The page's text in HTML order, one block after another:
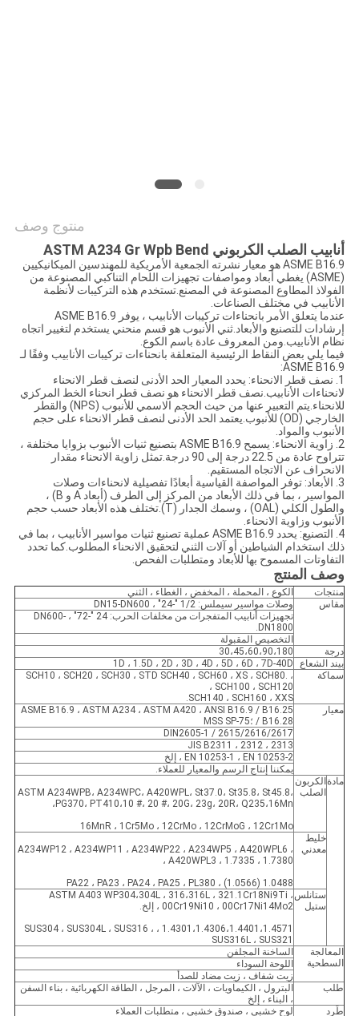
منتوج وصف
أنابيب الصلب الكربوني ASTM A234 Gr Wpb Bend
ASME B16.9 هو معيار نشرته الجمعية الأمريكية للمهندسين الميكانيكيين
(ASME) يغطي أبعاد ومواصفات تجهيزات اللحام التناكبي المصنوعة من
الفولاذ المطاوع المصنوعة في المصنع.تستخدم هذه التركيبات لأنظمة
الأنابيب في مختلف الصناعات.
عندما يتعلق الأمر بانحناءات تركيبات الأنابيب ، يوفر ASME B16.9
إرشادات للتصنيع والأبعاد.ثني الأنبوب هو قسم منحني يستخدم لتغيير اتجاه
نظام الأنابيب.ومن المعروف عادة باسم الكوع.
فيما يلي بعض النقاط الرئيسية المتعلقة بانحناءات تركيبات الأنابيب وفقًا لـ
ASME B16.9:
1. نصف قطر الانحناء: يحدد المعيار الحد الأدنى لنصف قطر الانحناء
لانحناءات الأنابيب.نصف قطر الانحناء هو نصف قطر انحناء الخط المركزي
للانحناء.يتم التعبير عنها من حيث الحجم الاسمي للأنبوب (NPS) والقطر
الخارجي (OD) للأنبوب.يعتمد الحد الأدنى لنصف قطر الانحناء على حجم
الأنبوب والمواد.
2. زاوية الانحناء: يسمح ASME B16.9 بتصنيع ثنيات الأنبوب بزوايا مختلفة ،
تتراوح عادة من 22.5 درجة إلى 90 درجة.تمثل زاوية الانحناء مقدار
الانحراف عن الاتجاه المستقيم.
3. الأبعاد: توفر المواصفة القياسية أبعادًا تفصيلية لانحناءات وصلات
المواسير ، بما في ذلك الأبعاد من المركز إلى الطرف (أبعاد A و B) ،
والطول الكلي (OAL) ، وسمك الجدار (T).تختلف هذه الأبعاد حسب حجم
الأنبوب وزاوية الانحناء.
4. التصنيع: يحدد ASME B16.9 عملية تصنيع ثنيات مواسير الأنابيب ، بما في
ذلك استخدام الشياطين أو آلات الثني لتحقيق الانحناء المطلوب.كما تحدد
التفاوتات المسموح بها للأبعاد ومتطلبات الفحص.
وصف المنتج
منتجات
الكوع ، المحملة ، المخفض ، الغطاء ، الثني
مقاس
وصلات مواسير سيملس: 1/2 "-24" ، DN15-DN600
تجهيزات أنابيب المتفجرات من مخلفات الحرب: 24 "-72" ، DN600-
DN1800.
التخصيص المقبولة
درجة
30،45،60،90،180
بيند الشعاع
1D ، 1.5D ، 2D ، 3D ، 4D ، 5D ، 6D ، 7D-40D
سماكة
SCH10 ، SCH20 ، SCH30 ، STD SCH40 ، SCH60 ، XS ، SCH80. ،
SCH100 ، SCH120 ،
SCH140 ، SCH160 ، XXS.
معيار
ASME B16.9 ، ASTM A234 ، ASTM A420 ، ANSI B16.9 / B16.25
/ B16.28 ؛MSS SP-75
DIN2605-1 / 2615/2616/2617
JIS B2311 ، 2312 ، 2313
EN 10253-1 ، EN 10253-2 ، إلخ
يمكننا إنتاج الرسم والمعيار للعملاء.
مادة الكربون
الصلب
ASTM A234WPB، A234WPC، A420WPL، St37.0، St35.8، St45.8،
PG370، PT410،10 #، 20 #، 20G، 23g، 20R، Q235،16Mn،
16MnR ، 1Cr5Mo ، 12CrMo ، 12CrMoG ، 12Cr1Mo
خليط
معدني
A234WP12 ، A234WP11 ، A234WP22 ، A234WP5 ، A420WPL6 ،
A420WPL3 ، 1.7335 ، 1.7380 ،
1.0488 (1.0566) ، PA22 ، PA23 ، PA24 ، PA25 ، PL380
ستانلس
ستيل
ASTM A403 WP304،304L ، 316،316L ، 321.1Cr18Ni9Ti ،
00Cr19Ni10 ، 00Cr17Ni14Mo2 ، إلخ.
1.4301،1.4306،1.4401،1.4571 ، SUS304 ، SUS304L ، SUS316 ،
SUS316L ، SUS321
المعالجة
السطحية
الساخنة المجلفن
اللوحة السوداء
زيت شفاف ، زيت مضاد للصدأ
طلب
البترول ، الكيماويات ، الآلات ، المرجل ، الطاقة الكهربائية ، بناء السفن
، البناء ، إلخ
طَرد
لوح خشبي ، صندوق خشبي ، متطلبات العملاء